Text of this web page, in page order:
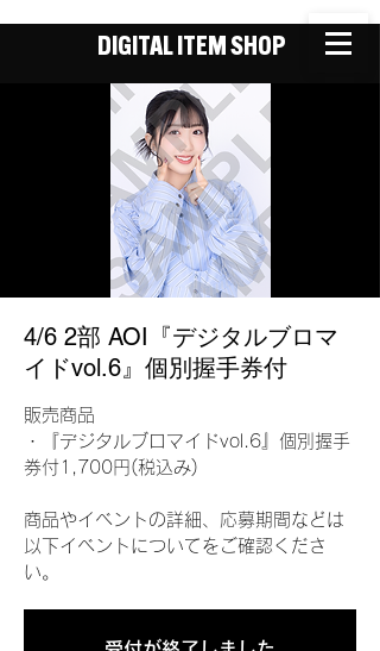
DIGITAL ITEM SHOP
4/6 2部 AOI『デジタルブロマ
イドvol.6』個別握手券付
販売商品
・『デジタルブロマイドvol.6』個別握手
券付1,700円(税込み)
商品やイベントの詳細、応募期間などは
以下イベントについてをご確認くださ
い。